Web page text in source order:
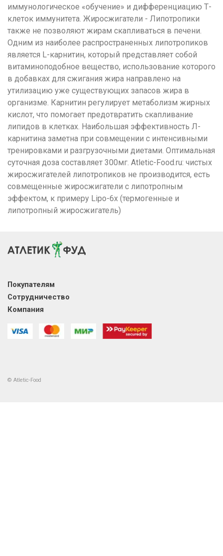
иммунологическое «обучение» и дифференциацию Т-
клеток иммунитета. Жиросжигатели - Липотропики
также не позволяют жирам скапливаться в печени.
Одним из наиболее распространенных липотропиков
является L-карнитин, который представляет собой
витаминоподобное вещество, использование которого
в добавках для сжигания жира направлено на
утилизацию уже существующих запасов жира в
организме. Карнитин регулирует метаболизм жирных
кислот, что помогает предотвратить скапливание
липидов в клетках. Наибольшая эффективность Л-
карнитина заметна при совмещении с интенсивными
тренировками и разгрузочными диетами. Оптимальная
суточная доза составляет 300мг. Atletic-Food.ru: чистых
жиросжигателей липотропиков не производится, есть
совмещенные жиросжигатели с липотропным
эффектом, к примеру Lipo-6x (термогенные и
липотропный жиросжигатель)
Покупателям
Сотрудничество
Компания
© Atletic-Food